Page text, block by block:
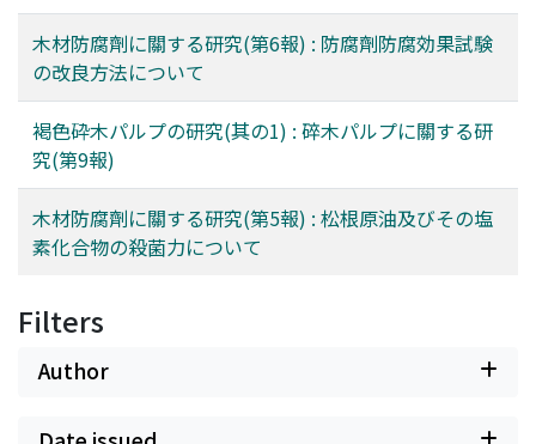
木材防腐劑に關する研究(第6報) : 防腐劑防腐効果試験
の改良方法について
褐色砕木パルプの研究(其の1) : 碎木パルプに關する研
究(第9報)
木材防腐劑に關する研究(第5報) : 松根原油及びその塩
素化合物の殺菌力について
Filters
Author